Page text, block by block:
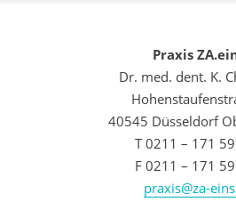
Praxis
Dr. med. dent. K.
40545 Düsseldorf
T 0211 – 171
F 0211 – 171
praxis@za-